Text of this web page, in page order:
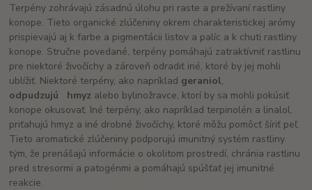
Terpény zohrávajú zásadnú úlohu pri raste a prežívaní rastliny
konope. Tieto organické zlúčeniny okrem charakteristickej arómy
prispievajú aj k farbe a pigmentácii listov a palíc a k chuti rastliny
konope. Stručne povedané, terpény pomáhajú zatraktívniť rastlinu
pre niektoré živočíchy a zároveň odradiť iné, ktoré by jej mohli
ublížiť. Niektoré terpény, ako napríklad geraniol,
odpudzujú
hmyz alebo bylinožravce, ktorí by sa mohli pokúsiť
konope okusovať. Iné terpény, ako napríklad terpinolén a linalol,
priťahujú hmyz a iné drobné živočíchy, ktoré môžu pomôcť šíriť peľ.
Tieto aromatické zlúčeniny podporujú imunitný systém rastliny
tým, že prenášajú informácie o okolitom prostredí, chránia rastlinu
pred stresormi a patogénmi a pomáhajú spúšťať jej imunitné
reakcie.